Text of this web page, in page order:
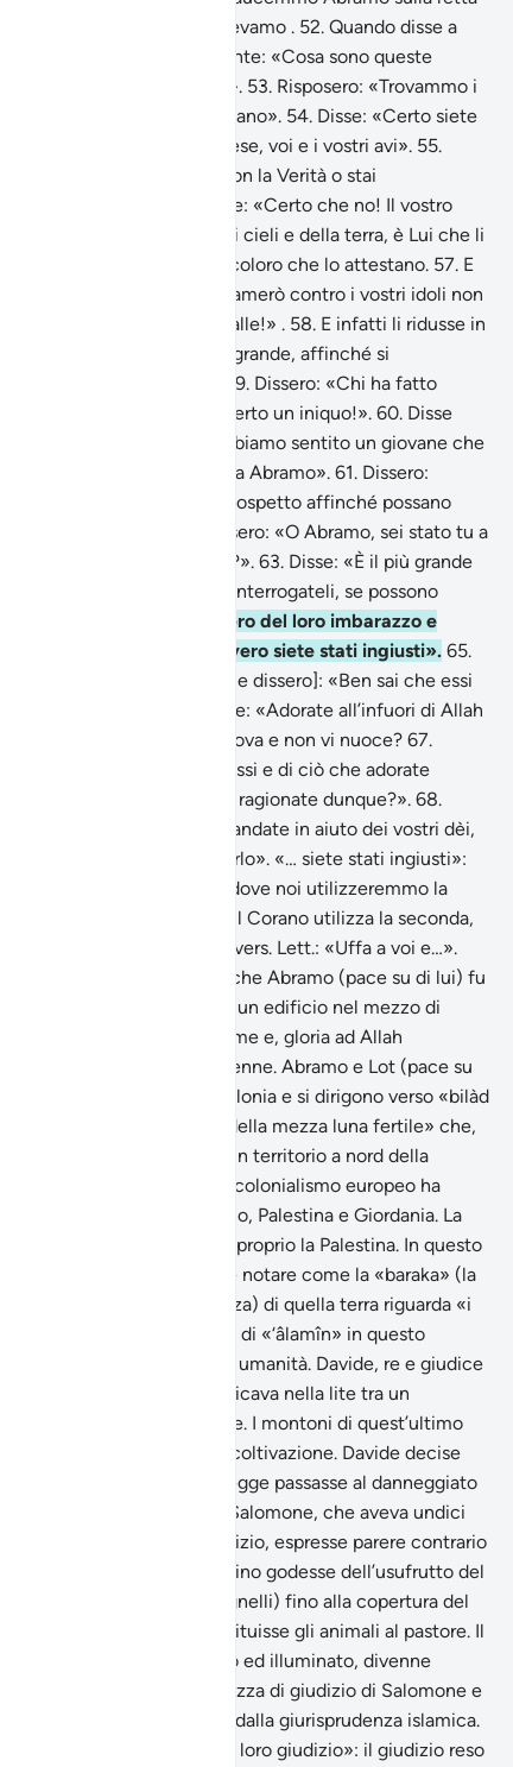
via, Noi che lo conoscevamo . 52. Quando disse a
suo padre e alla sua gente: «Cosa sono queste
statue in cui credete?». 53. Risposero: «Trovammo i
nostri avi che le adoravano». 54. Disse: «Certo siete
stati nell’errore più palese, voi e i vostri avi». 55.
Dissero: «Sei venuto con la Verità o stai
Disse: «Certo che no! Il vostro
Signore è il Signore dei cieli e della terra, è Lui che li
ha creati e io sono tra coloro che lo attestano. 57. E
[giuro] per Allah che tramerò contro i vostri idoli non
appena volterete le spalle!» . 58. E infatti li ridusse in
briciole, eccetto il più grande, affinché si
59. Dissero: «Chi ha fatto
questo ai nostri dèi è certo un iniquo!». 60. Disse
[qualcuno di loro]: «Abbiamo sentito un giovane che
li disprezzava: si chiama Abramo». 61. Dissero:
«Conducetelo al loro cospetto affinché possano
Dissero: «O Abramo, sei stato tu a
far questo ai nostri dèi?». 63. Disse: «È il più grande
di loro che lo ha fatto. Interrogateli, se possono
Si avvidero del loro imbarazzo e
dissero tra loro: «Davvero siete stati ingiusti». 65.
Fecero un voltafaccia [e dissero]: «Ben sai che essi
Disse: «Adorate all’infuori di Allah
qualcuno che non vi giova e non vi nuoce? 67.
Vergognatevi di voi stessi e di ciò che adorate
all’infuori di Allah! Non ragionate dunque?». 68.
Dissero: «Bruciatelo e andate in aiuto dei vostri dèi,
se siete [in grado] di farlo». «… siete stati ingiusti»:
come già in altri passi dove noi utilizzeremmo la
prima persona plurale, il Corano utilizza la seconda,
vedi anche più sotto il vers. Lett.: «Uffa a voi e…».
Riferisce la tradizione che Abramo (pace su di lui) fu
precipitato dal tetto di un edificio nel mezzo di
un’enorme pira in fiamme e, gloria ad Allah
l’Altissimo, ne uscì indenne. Abramo e Lot (pace su
di loro) lasciano la Babilonia e si dirigono verso «bilàd
’ash- shâm», «la terra della mezza luna fertile» che,
tradizionalmente, era un territorio a nord della
penisola arabica che il colonialismo europeo ha
suddiviso in Siria, Libano, Palestina e Giordania. La
meta dei due profeti è proprio la Palestina. In questo
versetto è interessante notare come la «baraka» (la
benedizione, la pienezza) di quella terra riguarda «i
popoli» (è il significato di «‘âlamîn» in questo
contesto), cioè l’intera umanità. Davide, re e giudice
dei Figli di Israele, giudicava nella lite tra un
agricoltore e un pastore. I montoni di quest’ultimo
avevano distrutto una coltivazione. Davide decise
che la proprietà del gregge passasse al danneggiato
a titolo di indennizzo. Salomone, che aveva undici
anni e assisteva al giudizio, espresse parere contrario
e suggerì che il contadino godesse dell’usufrutto del
gregge (lana, latte e agnelli) fino alla copertura del
danno subito e poi restituisse gli animali al pastore. Il
parere fu ritenuto equo ed illuminato, divenne
proverbiale della saggezza di giudizio di Salomone e
fu in seguito acquisito dalla giurisprudenza islamica.
«Fummo testimoni del loro giudizio»: il giudizio reso